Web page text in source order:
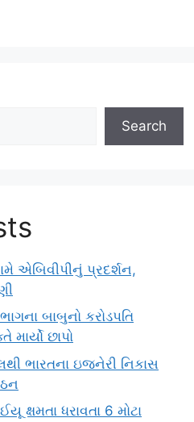
Search
એબિવીપીનું પ્રદર્શન,
બાબુનો કરોડપતિ
છાપો
ભારતના ઇજનેરી નિકાસ
ધરાવતા 6 મોટા